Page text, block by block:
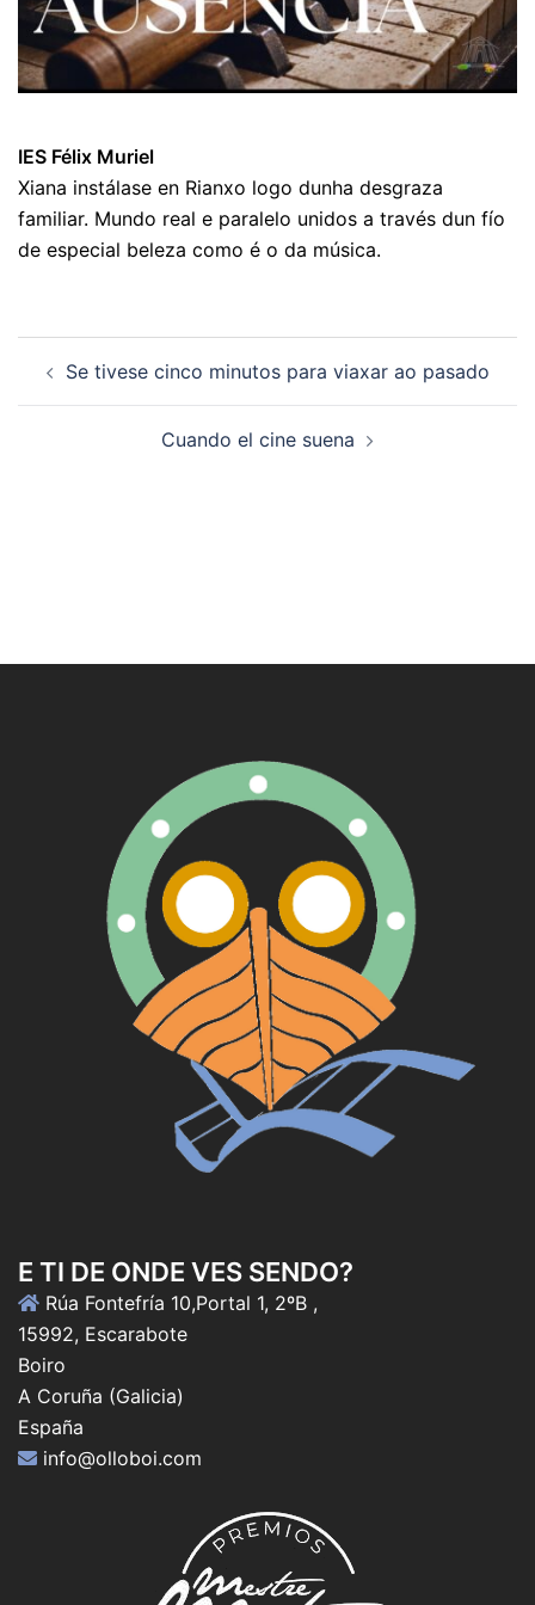
IES Félix Muriel
Xiana instálase en Rianxo logo dunha desgraza
familiar. Mundo real e paralelo unidos a través dun fío
de especial beleza como é o da música.
de
Se tivese cinco minutos para viaxar ao pasado
Cuando el cine suena
E TI DE ONDE VES SENDO?
Rúa Fontefría 10,Portal 1, 2ºB ,
15992, Escarabote
Boiro
A Coruña (Galicia)
España
info@olloboi.com